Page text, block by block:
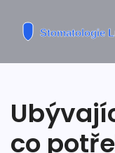
co